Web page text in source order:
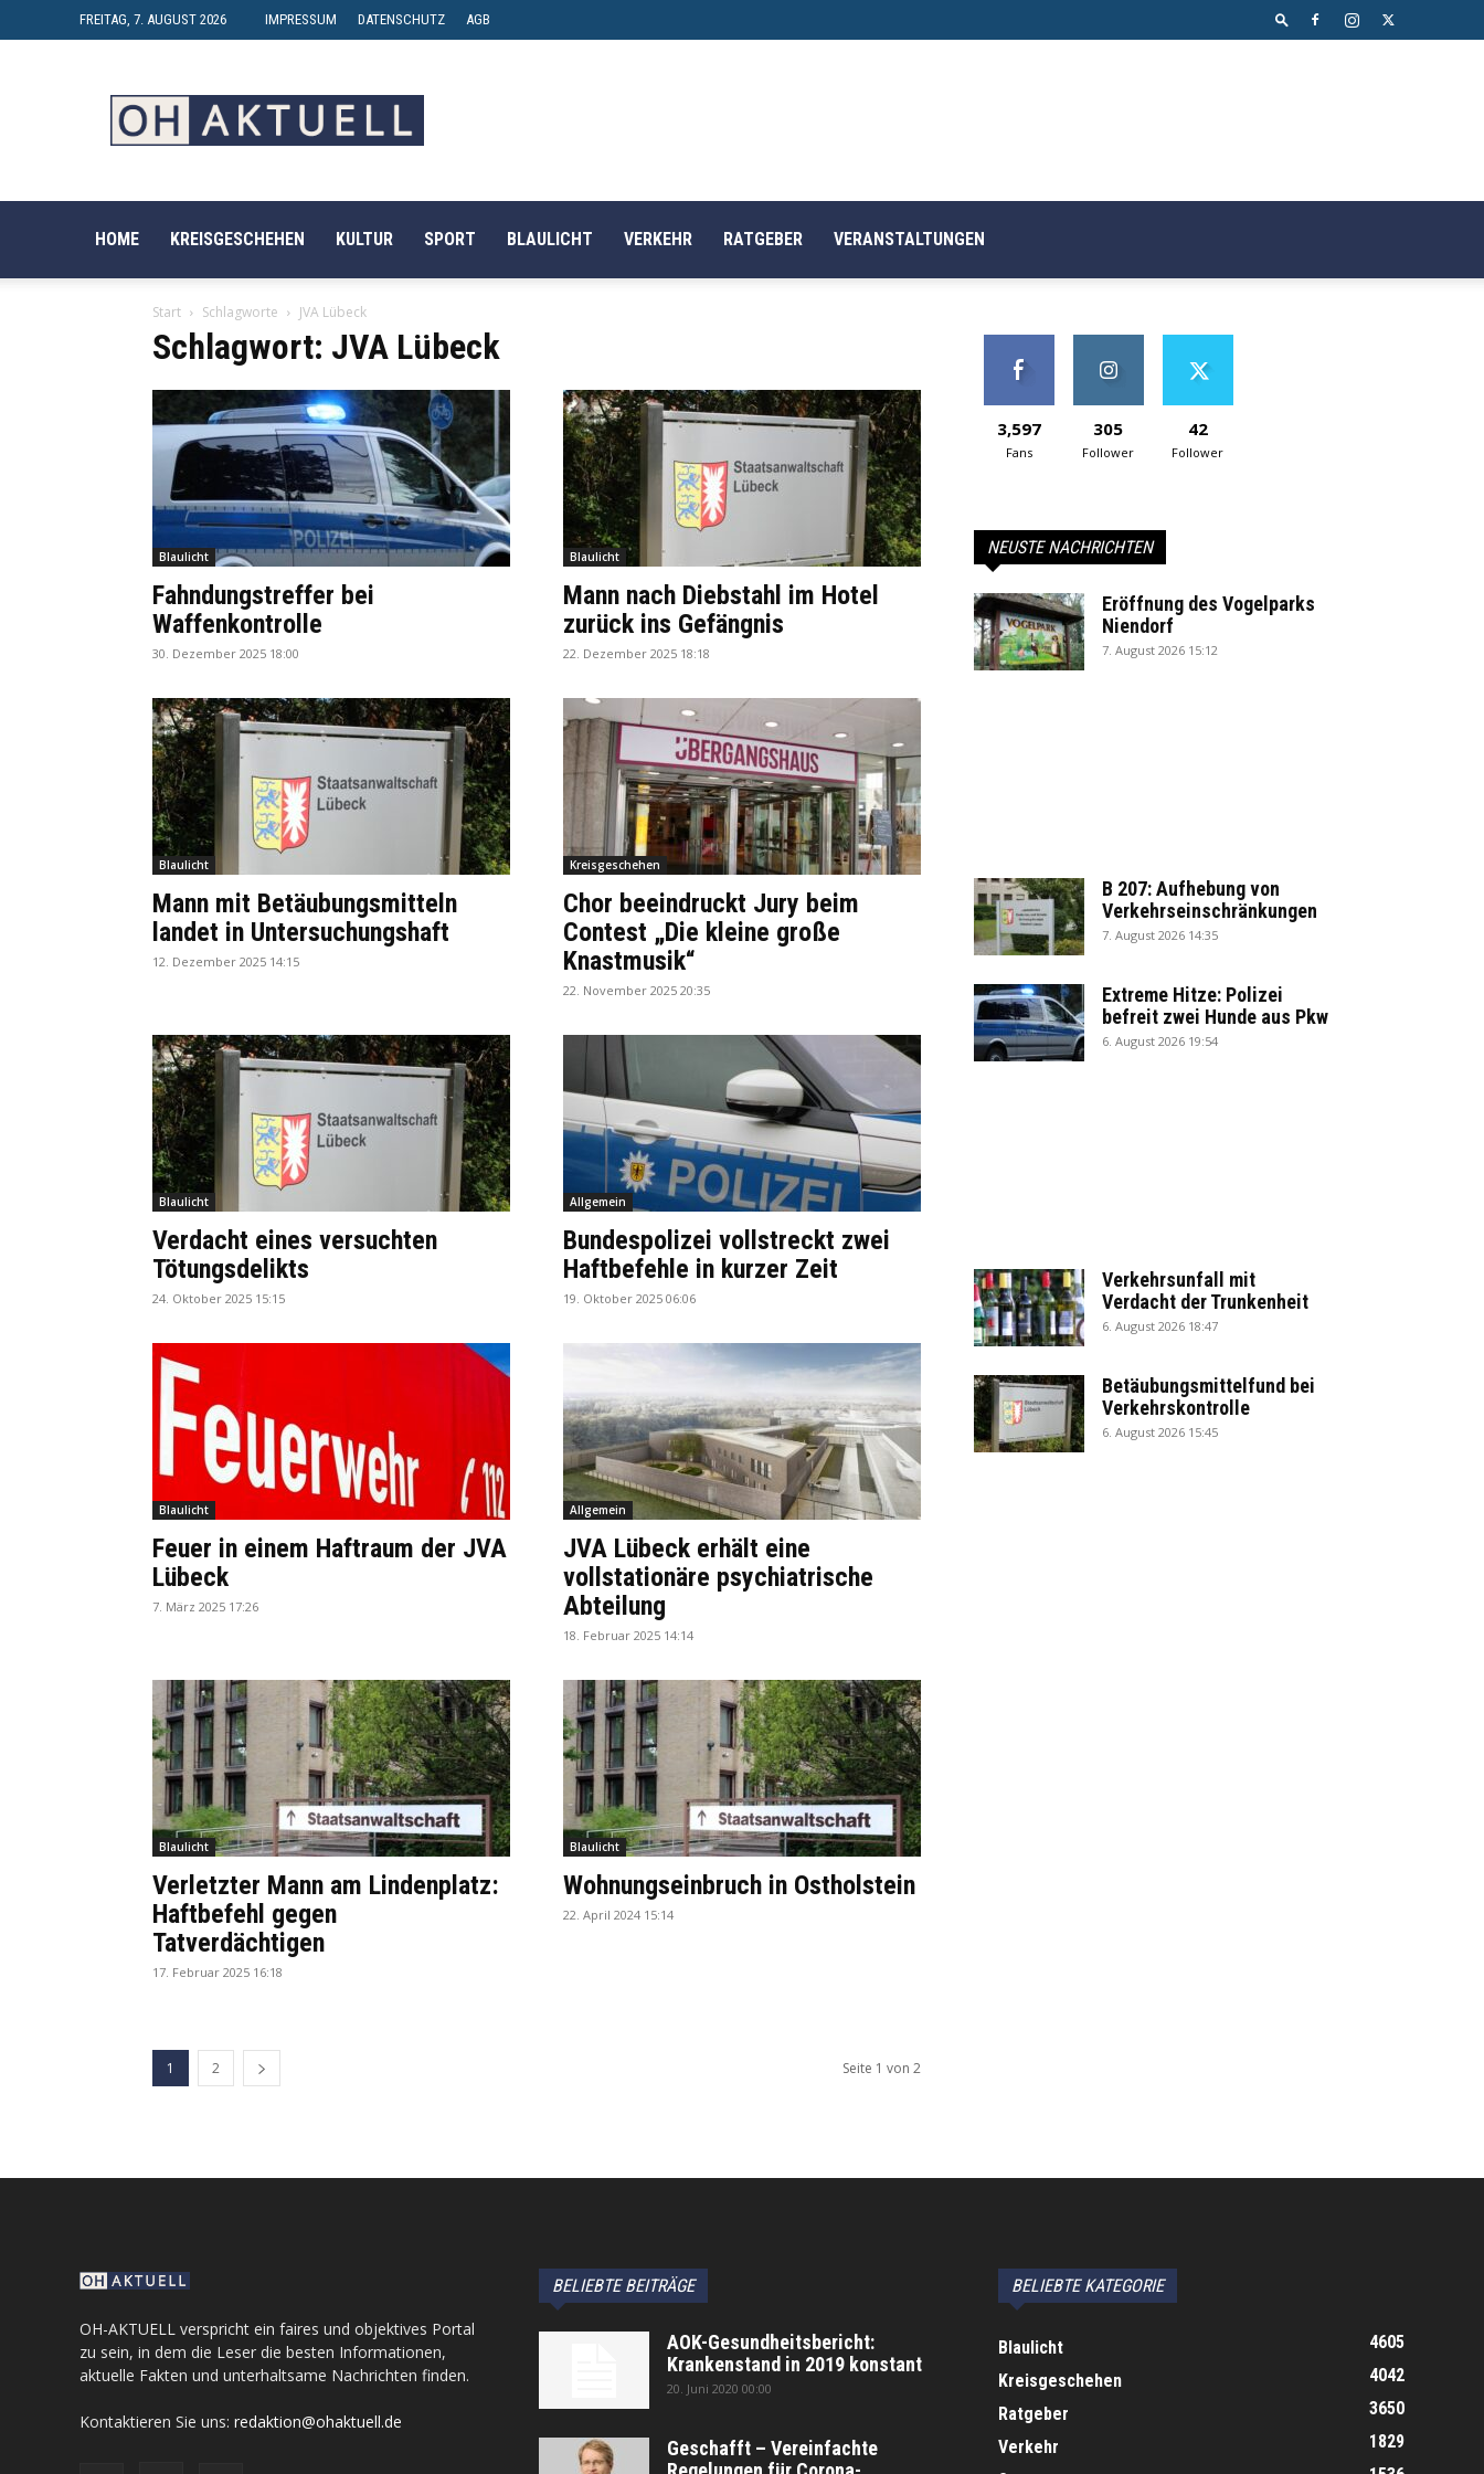
FREITAG, 7. AUGUST 2026 IMPRESSUM DATENSCHUTZ AGB
AKTUELL
HOME KREISGESCHEHEN KULTUR SPORT BLAULICHT VERKEHR RATGEBER VERANSTALTUNGEN
Start Schlagworte JVA Lübeck
Schlagwort: JVA Lübeck
Blaulicht
Fahndungstreffer bei
Waffenkontrolle
30. Dezember 2025 18:00
Blaulicht
Mann nach Diebstahl im Hotel
zurück ins Gefängnis
22. Dezember 2025 18:18
Blaulicht
Mann mit Betäubungsmitteln
landet in Untersuchungshaft
12. Dezember 2025 14:15
Kreisgeschehen
Chor beeindruckt Jury beim
Contest „Die kleine große
Knastmusik“
22. November 2025 20:35
Blaulicht
Verdacht eines versuchten
Tötungsdelikts
24. Oktober 2025 15:15
Allgemein
Bundespolizei vollstreckt zwei
Haftbefehle in kurzer Zeit
19. Oktober 2025 06:06
Blaulicht
Feuer in einem Haftraum der JVA
Lübeck
7. März 2025 17:26
Allgemein
JVA Lübeck erhält eine
vollstationäre psychiatrische
Abteilung
18. Februar 2025 14:14
Blaulicht
Verletzter Mann am Lindenplatz:
Haftbefehl gegen
Tatverdächtigen
17. Februar 2025 16:18
Blaulicht
Wohnungseinbruch in Ostholstein
22. April 2024 15:14
1 2 Seite 1 von 2
3,597
Fans
305
Follower
42
Follower
NEUSTE NACHRICHTEN
Eröffnung des Vogelparks
Niendorf
7. August 2026 15:12
B 207: Aufhebung von
Verkehrseinschränkungen
7. August 2026 14:35
Extreme Hitze: Polizei
befreit zwei Hunde aus Pkw
6. August 2026 19:54
Verkehrsunfall mit
Verdacht der Trunkenheit
6. August 2026 18:47
Betäubungsmittelfund bei
Verkehrskontrolle
6. August 2026 15:45
OH-AKTUELL verspricht ein faires und objektives Portal
zu sein, in dem die Leser die besten Informationen,
aktuelle Fakten und unterhaltsame Nachrichten finden.
Kontaktieren Sie uns: redaktion@ohaktuell.de
BELIEBTE BEITRÄGE
AOK-Gesundheitsbericht:
Krankenstand in 2019 konstant
20. Juni 2020 00:00
Geschafft – Vereinfachte
BELIEBTE KATEGORIE
Blaulicht
4605
Kreisgeschehen
4042
Ratgeber
3650
Verkehr
1829